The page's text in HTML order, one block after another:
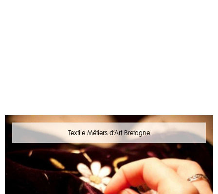
Textile Métiers d'Art Bretagne